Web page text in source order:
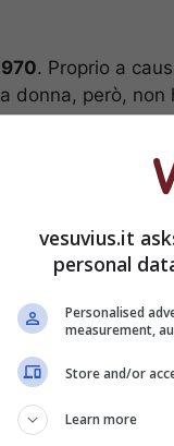
. Proprio a
donna, però,
come
“,
nelle serie tv ‘
luna”, “Medici
Avanti, “Un
la
vesuvius.it
personal
Personalised
measurement,
Store and/or
Learn more